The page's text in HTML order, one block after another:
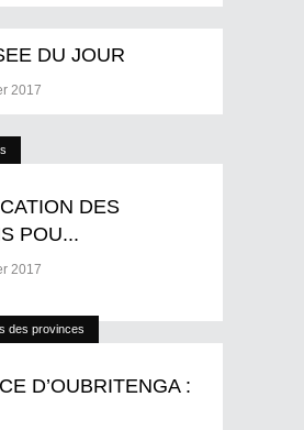
DU JOUR
2017
DES
POU...
2017
des provinces
D’OUBRITENGA :